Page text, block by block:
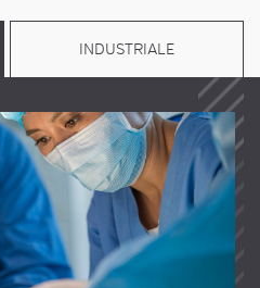
INDUSTRIALE